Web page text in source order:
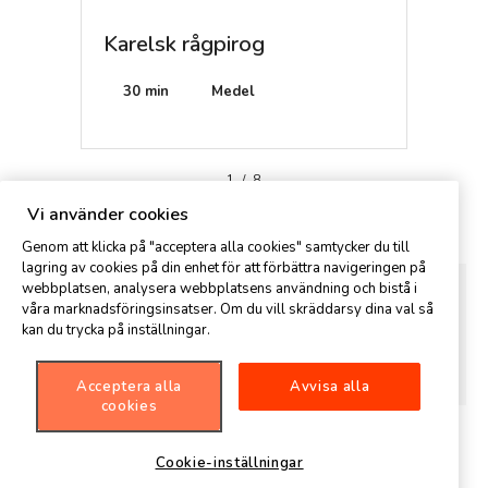
Karelsk rågpirog
30 min Medel
1 / 8
Kommentar
Vi använder cookies
Genom att klicka på "acceptera alla cookies" samtycker du till
lagring av cookies på din enhet för att förbättra navigeringen på
webbplatsen, analysera webbplatsens användning och bistå i
våra marknadsföringsinsatser. Om du vill skräddarsy dina val så
kan du trycka på inställningar.
Acceptera alla
cookies
Avvisa alla
Cookie-inställningar